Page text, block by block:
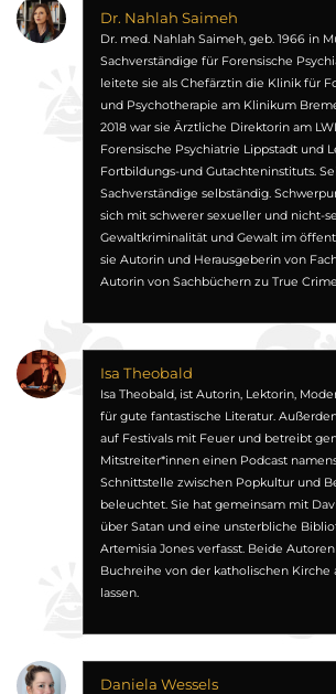
Dr. Nahlah Saimeh
Dr. med. Nahlah Saimeh, geb. 1966 in
Sachverständige für Forensische
leitete sie als Chefärztin die Klinik für
und Psychotherapie am Klinikum
2018 war sie Ärztliche Direktorin am
Forensische Psychiatrie Lippstadt und
Fortbildungs-und Gutachteninstituts.
Sachverständige selbständig.
sich mit schwerer sexueller und nicht-
Gewaltkriminalität und Gewalt im
sie Autorin und Herausgeberin von
Autorin von Sachbüchern zu True
Isa Theobald
Isa Theobald, ist Autorin, Lektorin,
für gute fantastische Literatur.
auf Festivals mit Feuer und betreibt
Mitstreiter*innen einen Podcast
Schnittstelle zwischen Popkultur und
beleuchtet. Sie hat gemeinsam mit
über Satan und eine unsterbliche
Artemisia Jones verfasst. Beide
Buchreihe von der katholischen Kirche
lassen.
Daniela Wessels